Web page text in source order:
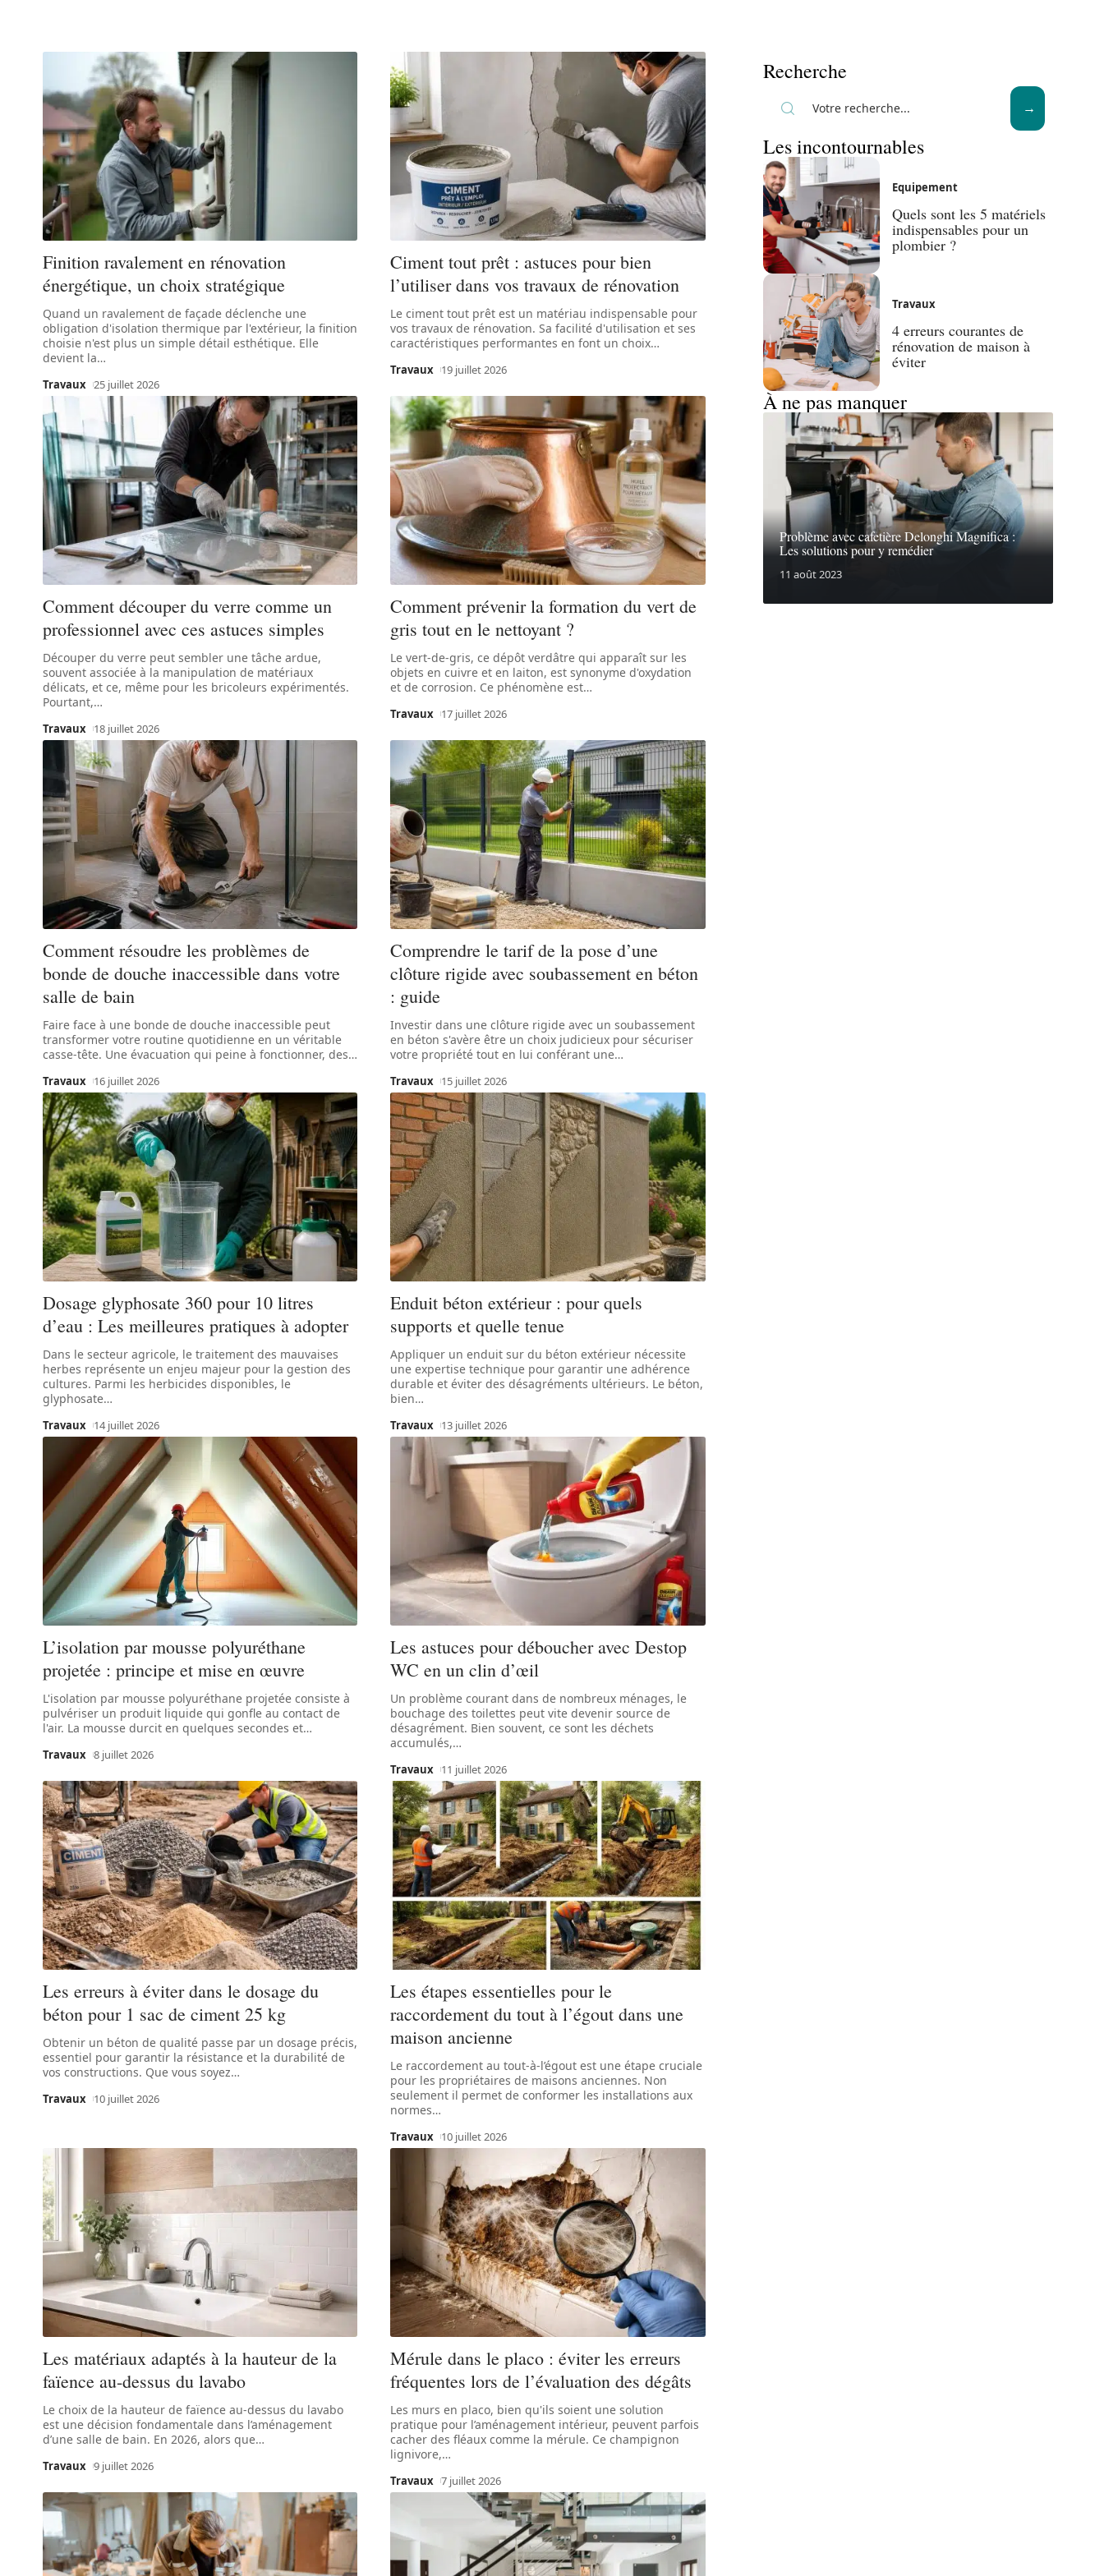
Finition ravalement en rénovation
énergétique, un choix stratégique
Quand un ravalement de façade déclenche une
obligation d'isolation thermique par l'extérieur, la finition
choisie n'est plus un simple détail esthétique. Elle
devient la…
Travaux 25 juillet 2026
Ciment tout prêt : astuces pour bien
l’utiliser dans vos travaux de rénovation
Le ciment tout prêt est un matériau indispensable pour
vos travaux de rénovation. Sa facilité d'utilisation et ses
caractéristiques performantes en font un choix…
Travaux 19 juillet 2026
Comment découper du verre comme un
professionnel avec ces astuces simples
Découper du verre peut sembler une tâche ardue,
souvent associée à la manipulation de matériaux
délicats, et ce, même pour les bricoleurs expérimentés.
Pourtant,…
Travaux 18 juillet 2026
Comment prévenir la formation du vert de
gris tout en le nettoyant ?
Le vert-de-gris, ce dépôt verdâtre qui apparaît sur les
objets en cuivre et en laiton, est synonyme d'oxydation
et de corrosion. Ce phénomène est…
Travaux 17 juillet 2026
Comment résoudre les problèmes de
bonde de douche inaccessible dans votre
salle de bain
Faire face à une bonde de douche inaccessible peut
transformer votre routine quotidienne en un véritable
casse-tête. Une évacuation qui peine à fonctionner, des…
Travaux 16 juillet 2026
Comprendre le tarif de la pose d’une
clôture rigide avec soubassement en béton
: guide
Investir dans une clôture rigide avec un soubassement
en béton s'avère être un choix judicieux pour sécuriser
votre propriété tout en lui conférant une…
Travaux 15 juillet 2026
Dosage glyphosate 360 pour 10 litres
d’eau : Les meilleures pratiques à adopter
Dans le secteur agricole, le traitement des mauvaises
herbes représente un enjeu majeur pour la gestion des
cultures. Parmi les herbicides disponibles, le
glyphosate…
Travaux 14 juillet 2026
Enduit béton extérieur : pour quels
supports et quelle tenue
Appliquer un enduit sur du béton extérieur nécessite
une expertise technique pour garantir une adhérence
durable et éviter des désagréments ultérieurs. Le béton,
bien…
Travaux 13 juillet 2026
L’isolation par mousse polyuréthane
projetée : principe et mise en œuvre
L'isolation par mousse polyuréthane projetée consiste à
pulvériser un produit liquide qui gonfle au contact de
l'air. La mousse durcit en quelques secondes et…
Travaux 8 juillet 2026
Les astuces pour déboucher avec Destop
WC en un clin d’œil
Un problème courant dans de nombreux ménages, le
bouchage des toilettes peut vite devenir source de
désagrément. Bien souvent, ce sont les déchets
accumulés,…
Travaux 11 juillet 2026
Les erreurs à éviter dans le dosage du
béton pour 1 sac de ciment 25 kg
Obtenir un béton de qualité passe par un dosage précis,
essentiel pour garantir la résistance et la durabilité de
vos constructions. Que vous soyez…
Travaux 10 juillet 2026
Les étapes essentielles pour le
raccordement du tout à l’égout dans une
maison ancienne
Le raccordement au tout-à-l’égout est une étape cruciale
pour les propriétaires de maisons anciennes. Non
seulement il permet de conformer les installations aux
normes…
Travaux 10 juillet 2026
Les matériaux adaptés à la hauteur de la
faïence au-dessus du lavabo
Le choix de la hauteur de faïence au-dessus du lavabo
est une décision fondamentale dans l’aménagement
d’une salle de bain. En 2026, alors que…
Travaux 9 juillet 2026
Mérule dans le placo : éviter les erreurs
fréquentes lors de l’évaluation des dégâts
Les murs en placo, bien qu'ils soient une solution
pratique pour l’aménagement intérieur, peuvent parfois
cacher des fléaux comme la mérule. Ce champignon
lignivore,…
Travaux 7 juillet 2026
Recherche
Les incontournables
Equipement
Quels sont les 5 matériels
indispensables pour un
plombier ?
Travaux
4 erreurs courantes de
rénovation de maison à
éviter
À ne pas manquer
Problème avec cafetière Delonghi Magnifica :
Les solutions pour y remédier
11 août 2023